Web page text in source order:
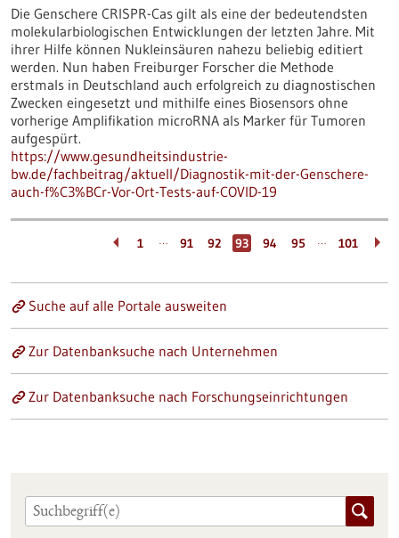
Die Genschere CRISPR-Cas gilt als eine der bedeutendsten
molekularbiologischen Entwicklungen der letzten Jahre. Mit
ihrer Hilfe können Nukleinsäuren nahezu beliebig editiert
werden. Nun haben Freiburger Forscher die Methode
erstmals in Deutschland auch erfolgreich zu diagnostischen
Zwecken eingesetzt und mithilfe eines Biosensors ohne
vorherige Amplifikation microRNA als Marker für Tumoren
aufgespürt.
https://www.gesundheitsindustrie-
bw.de/fachbeitrag/aktuell/Diagnostik-mit-der-Genschere-
auch-f%C3%BCr-Vor-Ort-Tests-auf-COVID-19
1 … 91 92 93 94 95 … 101
Suche auf alle Portale ausweiten
Zur Datenbanksuche nach Unternehmen
Zur Datenbanksuche nach Forschungseinrichtungen